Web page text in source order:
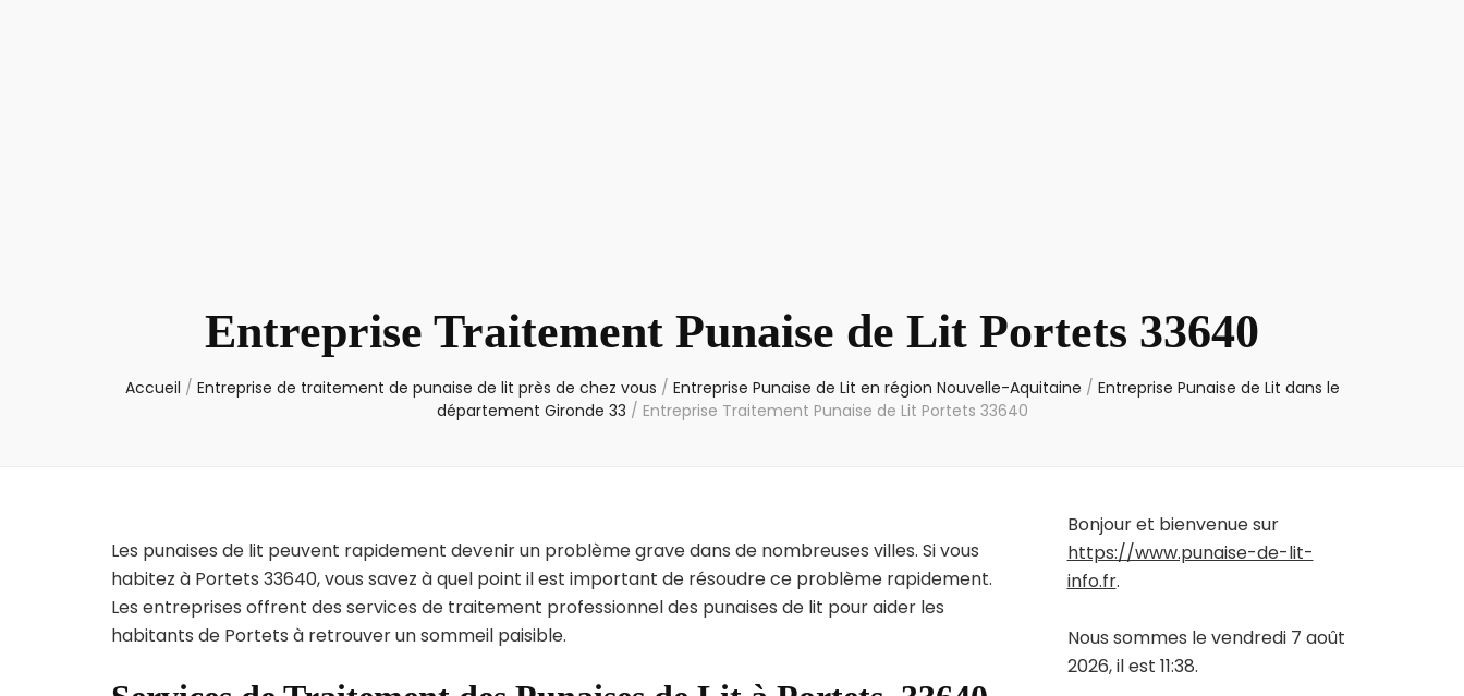
Entreprise Traitement Punaise de Lit Portets 33640
Accueil / Entreprise de traitement de punaise de lit près de chez vous / Entreprise Punaise de Lit en région Nouvelle-Aquitaine / Entreprise Punaise de Lit dans le
département Gironde 33 / Entreprise Traitement Punaise de Lit Portets 33640
Les punaises de lit peuvent rapidement devenir un problème grave dans de nombreuses villes. Si vous
habitez à Portets 33640, vous savez à quel point il est important de résoudre ce problème rapidement.
Les entreprises offrent des services de traitement professionnel des punaises de lit pour aider les
habitants de Portets à retrouver un sommeil paisible.
Bonjour et bienvenue sur
https://www.punaise-de-lit-
info.fr.
Nous sommes le vendredi 7 août
2026, il est 11:38.